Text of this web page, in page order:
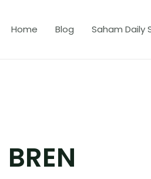
Home Blog Saham Daily
BREN